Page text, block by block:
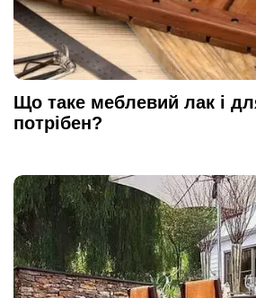
Що таке меблевий лак і
потрібен?